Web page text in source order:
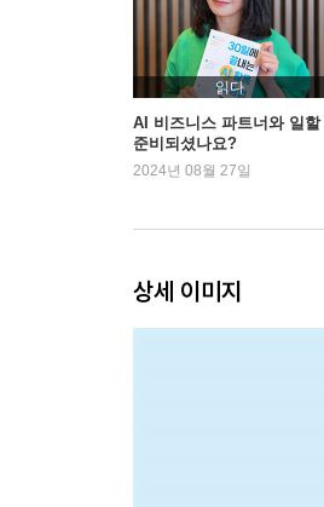
12일 차: 수익화 전략
13일 차: 수익 구조 설계
제3장 브랜딩
14일 차: 브랜드 스토리
제4장 웹사이트 및 디
20일 차: Wix_ 웹사이
21일 차: Wix_웹사이
읽다
AI 비즈니스 파트너와 일할
준비되셨나요?
2024년 08월 27일
상세 이미지